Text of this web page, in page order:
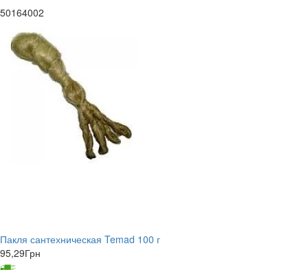
50164002
Пакля сантехническая Temad 100 г
95,29Грн